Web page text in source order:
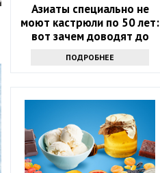
Азиаты специально не
моют кастрюли по 50 лет:
вот зачем доводят до
ПОДРОБНЕЕ